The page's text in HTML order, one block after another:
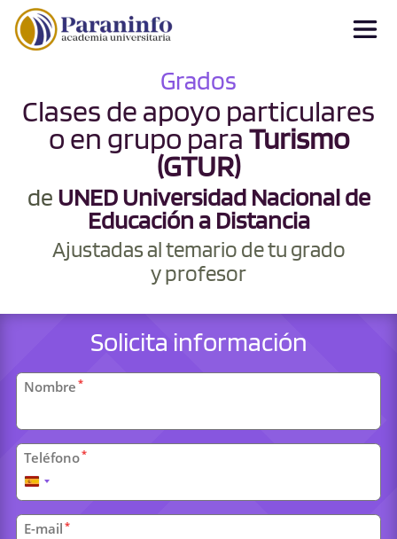
Grados
Clases de apoyo particulares
o en grupo para Turismo
(GTUR)
de UNED Universidad Nacional de
Educación a Distancia
Ajustadas al temario de tu grado
y profesor
Solicita información
Datos
personales
Nombre *
Teléfono*
España
+34
E-mail *